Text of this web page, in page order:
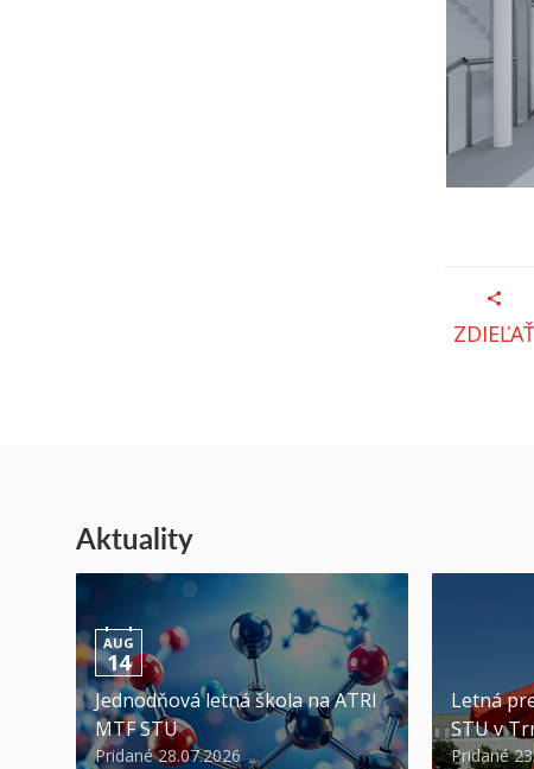
ZDIEĽAŤ
Aktuality
AUG
14
Jednodňová letná škola na ATRI
MTF STU
Pridané 28.07.2026
Letná
STU v
Pridané